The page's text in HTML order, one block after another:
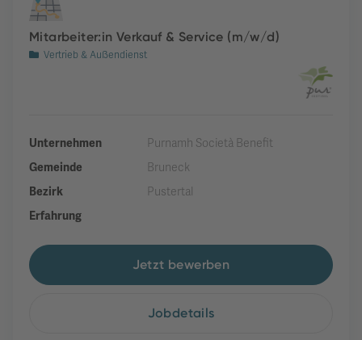
Mitarbeiter:in Verkauf & Service (m/w/d)
Vertrieb & Außendienst
Unternehmen
Purnamh Società Benefit
Gemeinde
Bruneck
Bezirk
Pustertal
Erfahrung
Jetzt bewerben
Jobdetails